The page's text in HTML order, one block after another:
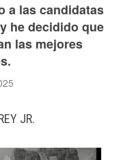
a las candidatas
he decidido que
las mejores
JR.